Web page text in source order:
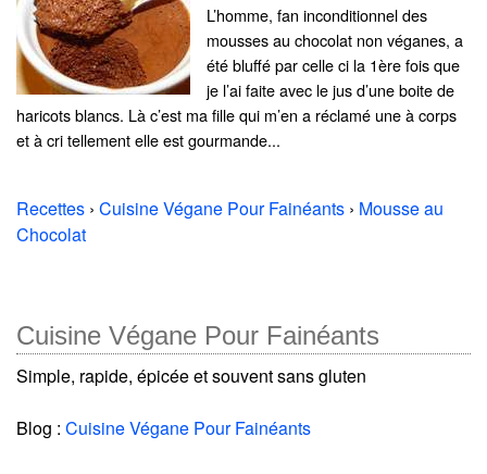
L’homme, fan inconditionnel des
mousses au chocolat non véganes, a
été bluffé par celle ci la 1ère fois que
je l’ai faite avec le jus d’une boite de
haricots blancs. Là c’est ma fille qui m’en a réclamé une à corps
et à cri tellement elle est gourmande...
Recettes › Cuisine Végane Pour Fainéants › Mousse au
Chocolat
Cuisine Végane Pour Fainéants
Simple, rapide, épicée et souvent sans gluten
Blog : Cuisine Végane Pour Fainéants